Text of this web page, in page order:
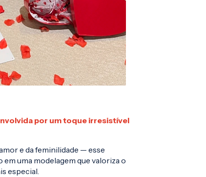
por um toque irresistível
e da feminilidade — esse
uma modelagem que valoriza o
especial.